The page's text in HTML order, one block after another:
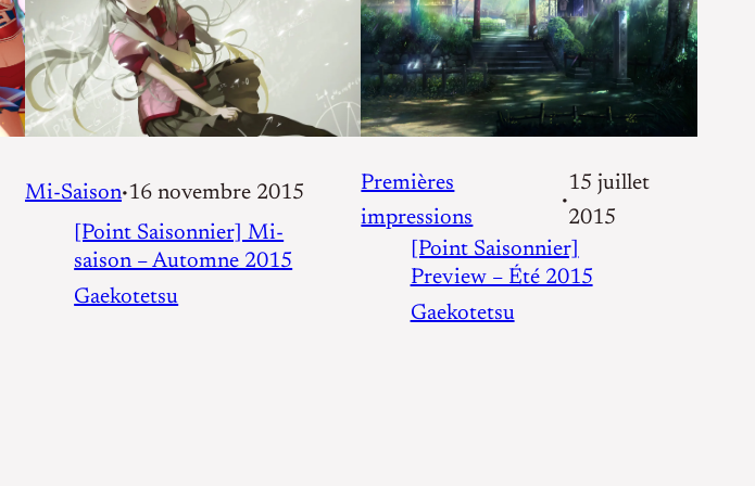
Mi-Saison• 16 novembre 2015
[Point Saisonnier] Mi-
saison – Automne 2015
Gaekotetsu
Premières
impressions
•
15 juillet
2015
[Point Saisonnier]
Preview – Été 2015
Gaekotetsu